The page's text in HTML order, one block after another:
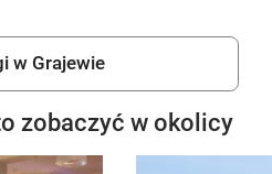
w Grajewie
zobaczyć w okolicy